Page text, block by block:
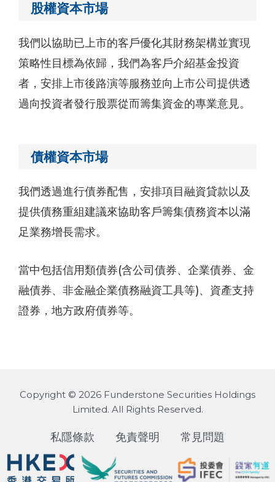
股權資本市場
我們以協助已上市的客戶優化其財務架構並實現
策略性目標為依歸，我們為客戶介紹基金投資
者，安排上市後路演等服務並向上市公司提供透
過向投資者發行股票從而籌集資金的專業意見。
債權資本市場
我們透過進行債券配售，安排項目融資貸款以及
提供債務重組建議來協助客戶籌集債務資本以滿
足業務增長需求。
當中包括信用類債券(含公司債券、企業債券、金
融債券、非金融企業債務融資工具等)、資產支持
證券，地方政府債券等。
Copyright © 2026 Funderstone Securities Holdings
Limited. All Rights Reserved.
私隱條款 免責聲明 常見問題